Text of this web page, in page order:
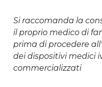
Si raccomanda la
il proprio medico di
prima di procedere
dei dispositivi medici
commercializzati